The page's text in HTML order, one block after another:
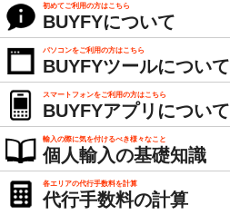
初めてご利用の方はこちら
BUYFYについて
パソコンをご利用の方はこちら
BUYFYツールについて
スマートフォンをご利用の方はこちら
BUYFYアプリについて
輸入の際に気を付けるべき様々なこと
個人輸入の基礎知識
各エリアの代行手数料を計算
代行手数料の計算